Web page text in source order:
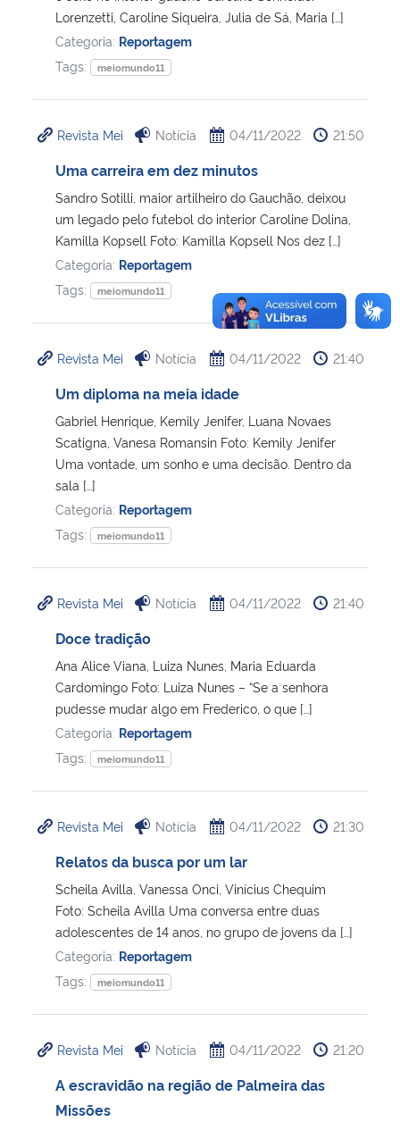
Lorenzetti, Caroline Siqueira, Julia de Sá, Maria […]
Categoria: Reportagem
Tags:
meiomundo11
Revista Mei Notícia 04/11/2022 21:50
Uma carreira em dez minutos
Sandro Sotilli, maior artilheiro do Gauchão, deixou
um legado pelo futebol do interior Caroline Dolina,
Kamilla Kopsell Foto: Kamilla Kopsell Nos dez […]
Categoria: Reportagem
Tags:
meiomundo11
Revista Mei Notícia 04/11/2022 21:40
Um diploma na meia idade
Gabriel Henrique, Kemily Jenifer, Luana Novaes
Scatigna, Vanesa Romansin Foto: Kemily Jenifer
Uma vontade, um sonho e uma decisão. Dentro da
sala […]
Categoria: Reportagem
Tags:
meiomundo11
Revista Mei Notícia 04/11/2022 21:40
Doce tradição
Ana Alice Viana, Luiza Nunes, Maria Eduarda
Cardomingo Foto: Luiza Nunes – “Se a senhora
pudesse mudar algo em Frederico, o que […]
Categoria: Reportagem
Tags:
meiomundo11
Revista Mei Notícia 04/11/2022 21:30
Relatos da busca por um lar
Scheila Avilla, Vanessa Onci, Vinícius Chequim
Foto: Scheila Avilla Uma conversa entre duas
adolescentes de 14 anos, no grupo de jovens da […]
Categoria: Reportagem
Tags:
meiomundo11
Revista Mei Notícia 04/11/2022 21:20
A escravidão na região de Palmeira das
Missões